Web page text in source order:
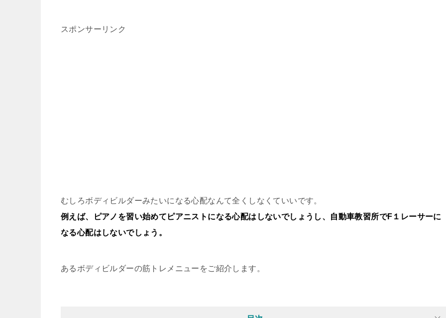
スポンサーリンク
むしろボディビルダーみたいになる心配なんて全くしなくていいです。
例えば、ピアノを習い始めてピアニストになる心配はしないでしょうし、自動車教習所でF１レーサーに
なる心配はしないでしょう。
あるボディビルダーの筋トレメニューをご紹介します。